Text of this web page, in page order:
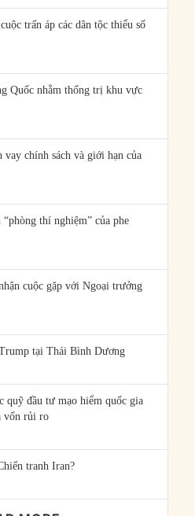
trấn áp các dân tộc thiểu số
Quốc nhằm thống trị khu vực
chính sách và giới hạn của
thí nghiệm” của phe
cuộc gặp với Ngoại trưởng
tại Thái Bình Dương
quỹ đầu tư mạo hiểm quốc gia
vốn rủi ro
tranh Iran?